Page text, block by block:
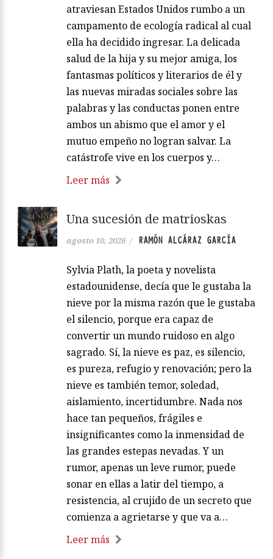
atraviesan Estados Unidos rumbo a un
campamento de ecología radical al cual
ella ha decidido ingresar. La delicada
salud de la hija y su mejor amiga, los
fantasmas políticos y literarios de él y
las nuevas miradas sociales sobre las
palabras y las conductas ponen entre
ambos un abismo que el amor y el
mutuo empeño no logran salvar. La
catástrofe vive en los cuerpos y…
Leer más
Una sucesión de matrioskas
agosto 10, 2026 / RAMÓN ALCÁRAZ GARCÍA
Sylvia Plath, la poeta y novelista
estadounidense, decía que le gustaba la
nieve por la misma razón que le gustaba
el silencio, porque era capaz de
convertir un mundo ruidoso en algo
sagrado. Sí, la nieve es paz, es silencio,
es pureza, refugio y renovación; pero la
nieve es también temor, soledad,
aislamiento, incertidumbre. Nada nos
hace tan pequeños, frágiles e
insignificantes como la inmensidad de
las grandes estepas nevadas. Y un
rumor, apenas un leve rumor, puede
sonar en ellas a latir del tiempo, a
resistencia, al crujido de un secreto que
comienza a agrietarse y que va a…
Leer más